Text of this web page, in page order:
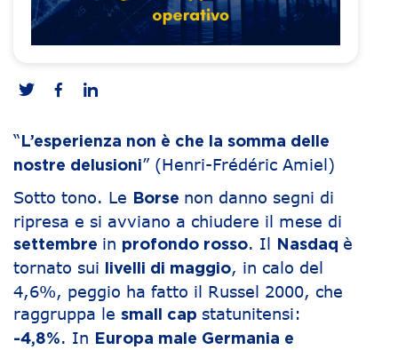
“ L’esperienza non è che la somma delle
nostre delusioni” (Henri-Frédéric Amiel)
Sotto tono. Le
Borse non danno segni di
ripresa e si avviano a chiudere il mese di
settembre in profondo rosso. Il Nasdaq è
tornato sui
livelli di maggio, in calo del
4,6%, peggio ha fatto il Russel 2000, che
raggruppa le small cap statunitensi:
-4,8%. In
Europa male Germania e